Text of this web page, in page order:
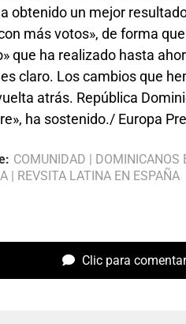
obtenido un mejor
más votos», de forma
que ha realizado hasta
claro. Los cambios que
atrás. República
ha sostenido./ Europa
COMUNIDAD | DOMINICANOS
| REVSITA LATINA EN ESPAÑA
Clic para comentar